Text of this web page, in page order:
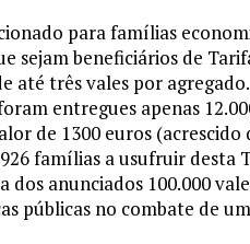
para famílias
sejam beneficiários de
até três vales por
entregues apenas
de 1300 euros
famílias a usufruir
anunciados 100.000
públicas no combate de